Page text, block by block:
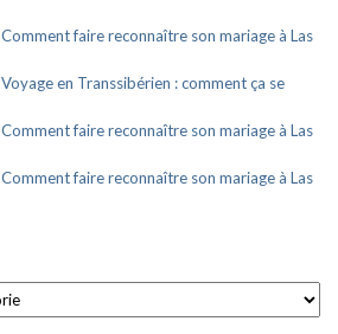
Comment faire reconnaître son mariage à Las
Voyage en Transsibérien : comment ça se
Comment faire reconnaître son mariage à Las
Comment faire reconnaître son mariage à Las